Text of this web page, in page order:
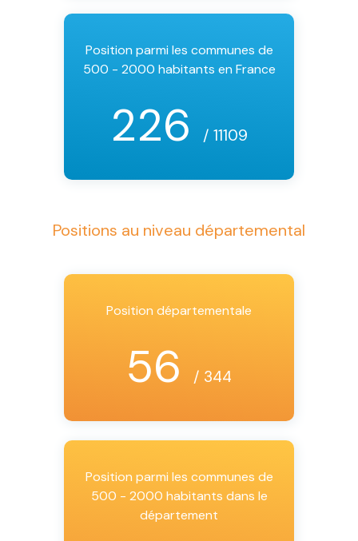
Position parmi les communes de
500 - 2000 habitants en France
226 / 11109
Positions au niveau départemental
Position départementale
56 / 344
Position parmi les communes de
500 - 2000 habitants dans le
département